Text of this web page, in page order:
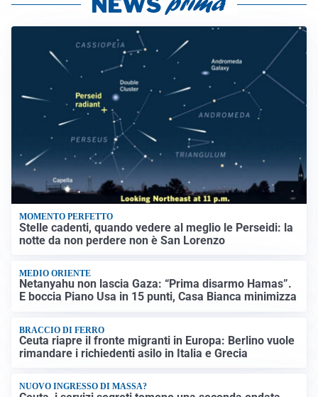
MOMENTO PERFETTO
Stelle cadenti, quando vedere al meglio le Perseidi: la
notte da non perdere non è San Lorenzo
MEDIO ORIENTE
Netanyahu non lascia Gaza: “Prima disarmo Hamas”.
E boccia Piano Usa in 15 punti, Casa Bianca minimizza
BRACCIO DI FERRO
Ceuta riapre il fronte migranti in Europa: Berlino vuole
rimandare i richiedenti asilo in Italia e Grecia
NUOVO INGRESSO DI MASSA?